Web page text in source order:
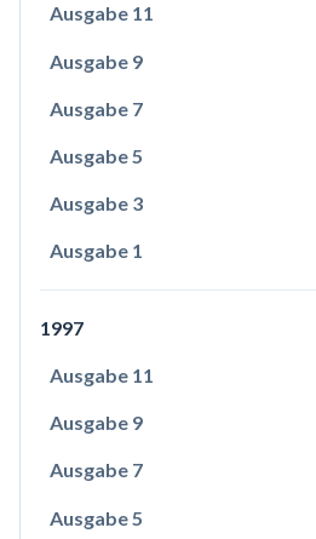
Ausgabe 11
Ausgabe 9
Ausgabe 7
Ausgabe 5
Ausgabe 3
Ausgabe 1
1997
Ausgabe 11
Ausgabe 9
Ausgabe 7
Ausgabe 5